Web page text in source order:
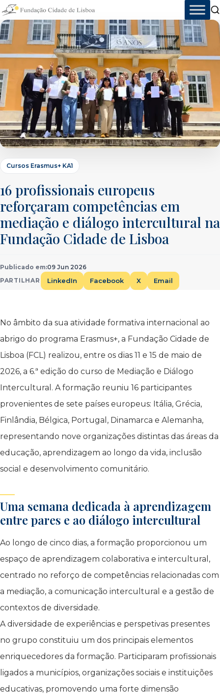
Skip
to
content
Cursos Erasmus+ KA1
16 profissionais europeus
reforçaram competências em
mediação e diálogo intercultural na
Fundação Cidade de Lisboa
Publicado em:09 Jun 2026
PARTILHAR
LinkedIn Facebook X Email
No âmbito da sua atividade formativa internacional ao
abrigo do programa Erasmus+, a Fundação Cidade de
Lisboa (FCL) realizou, entre os dias 11 e 15 de maio de
2026, a 6.ª edição do curso de Mediação e Diálogo
Intercultural. A formação reuniu 16 participantes
provenientes de sete países europeus: Itália, Grécia,
Finlândia, Bélgica, Portugal, Dinamarca e Alemanha,
representando nove organizações distintas das áreas da
educação, aprendizagem ao longo da vida, inclusão
social e desenvolvimento comunitário.
Uma semana dedicada à aprendizagem
entre pares e ao diálogo intercultural
Ao longo de cinco dias, a formação proporcionou um
espaço de aprendizagem colaborativa e intercultural,
centrado no reforço de competências relacionadas com
a mediação, a comunicação intercultural e a gestão de
contextos de diversidade.
A diversidade de experiências e perspetivas presentes
no grupo constituiu um dos principais elementos
enriquecedores da formação. Participaram profissionais
ligados a municípios, organizações sociais e instituições
educativas, promovendo uma forte dimensão